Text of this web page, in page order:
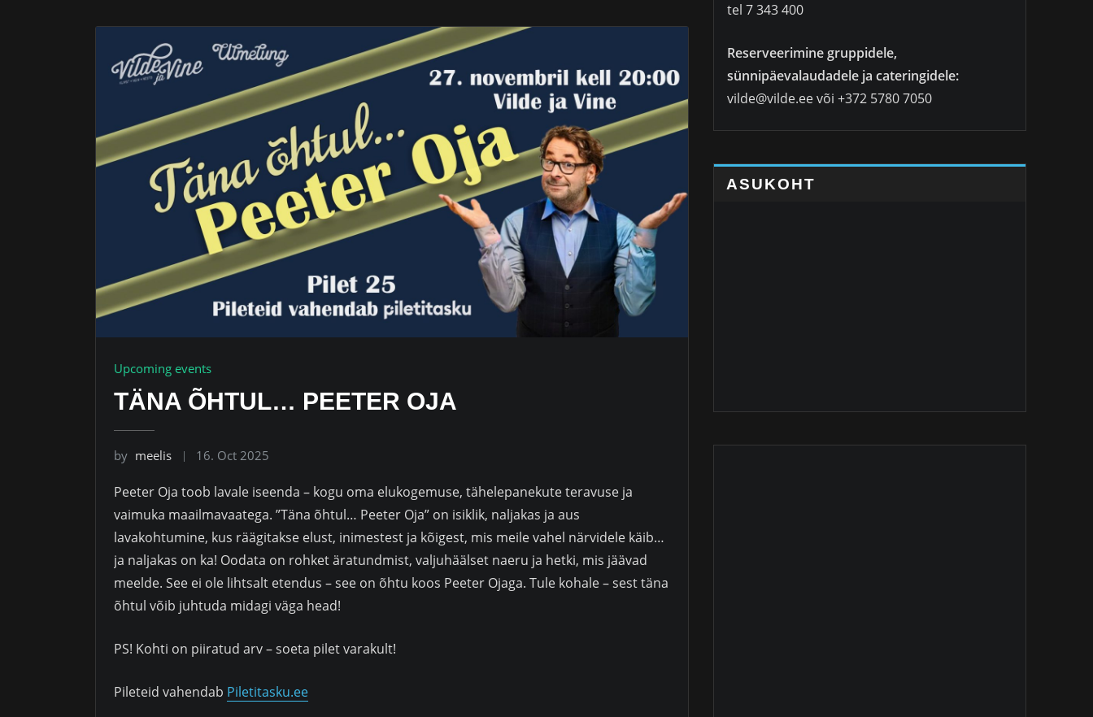
Upcoming events
TÄNA ÕHTUL… PEETER OJA
by meelis 16. Oct 2025
Peeter Oja toob lavale iseenda – kogu oma elukogemuse, tähelepanekute teravuse ja
vaimuka maailmavaatega. ”Täna õhtul… Peeter Oja” on isiklik, naljakas ja aus
lavakohtumine, kus räägitakse elust, inimestest ja kõigest, mis meile vahel närvidele käib…
ja naljakas on ka! Oodata on rohket äratundmist, valjuhäälset naeru ja hetki, mis jäävad
meelde. See ei ole lihtsalt etendus – see on õhtu koos Peeter Ojaga. Tule kohale – sest täna
õhtul võib juhtuda midagi väga head!
PS! Kohti on piiratud arv – soeta pilet varakult!
Pileteid vahendab Piletitasku.ee
tel 7 343 400
Reserveerimine gruppidele,
sünnipäevalaudadele ja cateringidele:
vilde@vilde.ee või +372 5780 7050
ASUKOHT